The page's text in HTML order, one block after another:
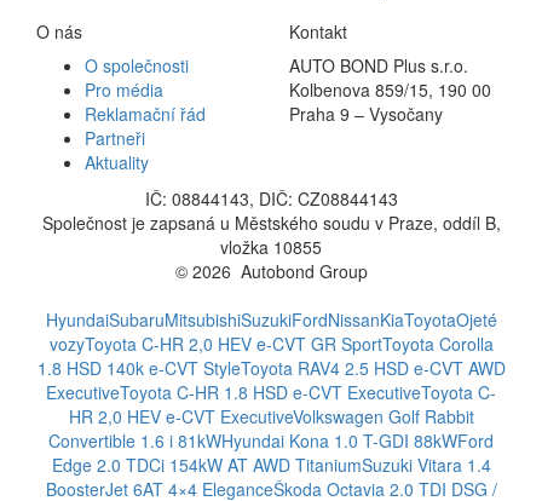
O nás
O společnosti
Pro média
Reklamační řád
Partneři
Aktuality
Kontakt
AUTO BOND Plus s.r.o.
Kolbenova 859/15, 190 00
Praha 9 – Vysočany
IČ: 08844143, DIČ: CZ08844143
Společnost je zapsaná u Městského soudu v Praze, oddíl B,
vložka 10855
© 2026 Autobond Group
HyundaiSubaruMitsubishiSuzukiFordNissanKiaToyotaOjeté
vozyToyota C-HR 2,0 HEV e-CVT GR SportToyota Corolla
1.8 HSD 140k e-CVT StyleToyota RAV4 2.5 HSD e-CVT AWD
ExecutiveToyota C-HR 1.8 HSD e-CVT ExecutiveToyota C-
HR 2,0 HEV e-CVT ExecutiveVolkswagen Golf Rabbit
Convertible 1.6 i 81kWHyundai Kona 1.0 T-GDI 88kWFord
Edge 2.0 TDCi 154kW AT AWD TitaniumSuzuki Vitara 1.4
BoosterJet 6AT 4×4 EleganceŠkoda Octavia 2.0 TDI DSG /